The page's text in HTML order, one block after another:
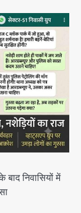
निवासियों में